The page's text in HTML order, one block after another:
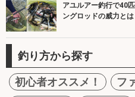
アユルアー釣行で40
ングロッドの威力とは
釣り方から探す
初心者オススメ！
フ